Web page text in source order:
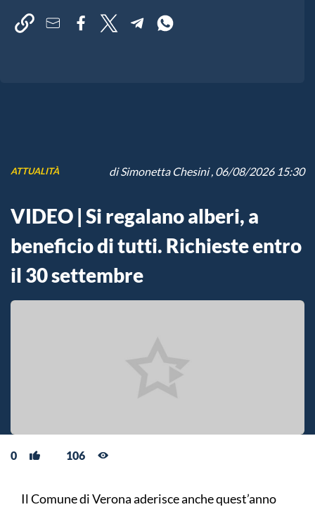
ATTUALITÀ diSimonetta Chesini, 06/08/2026 15:30
VIDEO | Si regalano alberi, a
beneficio di tutti. Richieste entro
il 30 settembre
0 106
Il Comune di Verona aderisce anche quest’anno